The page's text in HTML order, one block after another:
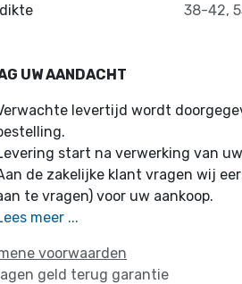
38-42,
UW AANDACHT
levertijd wordt
start na verwerking van
de zakelijke klant vragen wij
te vragen) voor uw aankoop.
meer ...
voorwaarden
geld terug garantie